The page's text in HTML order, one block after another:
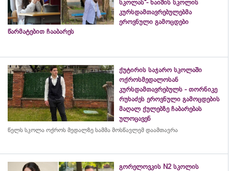
სკოლას“- ხაიშის სკოლის
კურსდამთავრებულებმა
ეროვნული გამოცდები
წარმატებით ჩააბარეს
ქუტირის საჯარო სკოლაში
ოქროსმედალოსან
კურსდამთავრებულს - თორნიკე
რუხაძეს ეროვნული გამოცდების
მაღალ ქულებზე ჩაბარებას
ულოცავენ
წელს სკოლა ოქროს მედალზე სამმა მოსწავლემ დაამთავრა
გორელოვკის N2 სკოლის